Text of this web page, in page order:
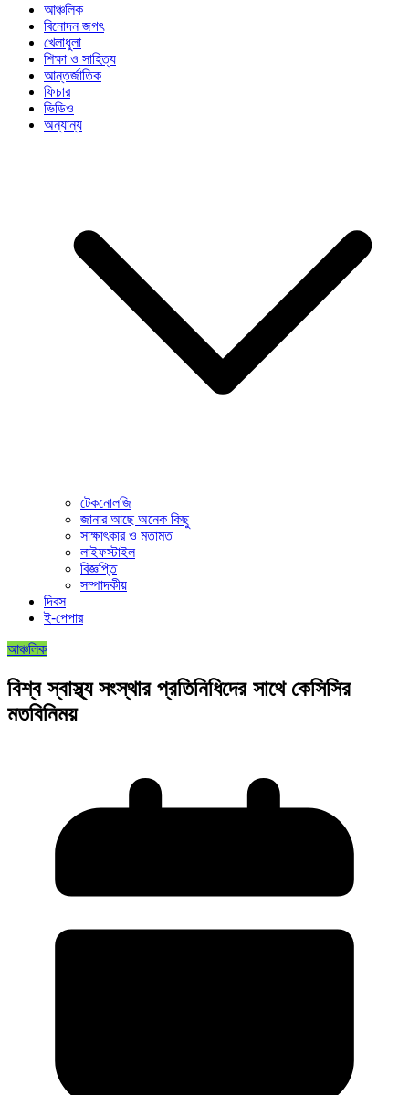
আঞ্চলিক
বিনোদন জগৎ
খেলাধুলা
শিক্ষা ও সাহিত্য
আন্তর্জাতিক
ফিচার
ভিডিও
অন্যান্য
টেকনোলজি
জানার আছে অনেক কিছু
সাক্ষাৎকার ও মতামত
লাইফস্টাইল
বিজ্ঞপ্তি
সম্পাদকীয়
দিবস
ই-পেপার
আঞ্চলিক
বিশ্ব স্বাস্থ্য সংস্থার প্রতিনিধিদের সাথে কেসিসির
মতবিনিময়